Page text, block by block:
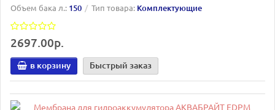
Объем бака л.: 150 Тип товара: Комплектующие
2697.00р.
в корзину Быстрый заказ